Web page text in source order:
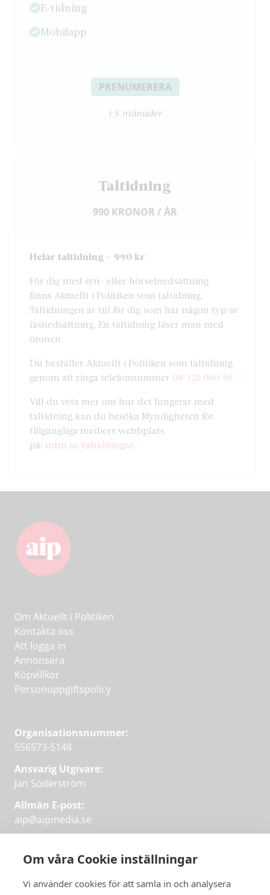
Om våra Cookie inställningar
Vi använder cookies för att samla in och analysera
E-tidning
Mobilapp
PRENUMERERA
i 5 månader
Taltidning
990 KRONOR / ÅR
Helår taltidning – 990 kr
För dig med syn- eller hörselnedsättning
finns Aktuellt i Politiken som taltidning.
Taltidningen är till för dig som har någon typ av
läsnedsättning. En taltidning läser man med
öronen.
Du beställer Aktuellt i Politiken som taltidning
genom att ringa telefonnummer 08-121 060 40
Vill du veta mer om hur det fungerar med
taltidning kan du besöka Myndigheten för
tillgängliga mediers webbplats
på: mtm.se/taltidningar.
Om Aktuellt i Politiken
Kontakta oss
Att logga in
Annonsera
Köpvillkor
Personuppgiftspolicy
Organisationsnummer:
556573-5148
Ansvarig Utgivare:
Jan Söderström
Allmän E-post:
aip@aipmedia.se
aip@flowyinfo.seeller 08-1210 60 40.
Instagram
LinkedIn
Twitter
Facebook